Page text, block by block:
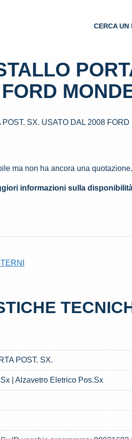
CERCA UN
SX. USATO DAL 2008
ma non ha ancora una
informazioni sulla
POST. SX.
| Alzavetro Eletrico Pos.Sx